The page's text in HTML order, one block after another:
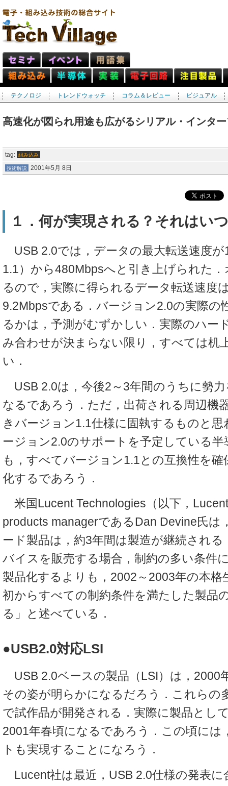
テクノロジ トレンドウォッチ コラム＆レビュー ビジュアル
高速化が図られ用途も広がるシリアル・インタ
tag: 組み込み
技術解説 2001年5月 8日
１．何が実現される？それはい
USB 2.0では，データの最大転送速度が
1.1）から480Mbpsへと引き上げられた
るので，実際に得られるデータ転送速度
9.2Mbpsである．バージョン2.0の実際の
るかは，予測がむずかしい．実際のハー
み合わせが決まらない限り，すべては机
い．
USB 2.0は，今後2～3年間のうちに勢
なるであろう．ただ，出荷される周辺機
きバージョン1.1仕様に固執するものと
ージョン2.0のサポートを予定している半
も，すべてバージョン1.1との互換性を
化するであろう．
米国Lucent Technologies（以下，
products managerであるDan Devine氏は
ード製品は，約3年間は製造が継続され
バイスを販売する場合，制約の多い条件
製品化するよりも，2002～2003年の本格
初からすべての制約条件を満たした製品
る」と述べている．
●USB2.0対応LSI
USB 2.0ベースの製品（LSI）は，2000
その姿が明らかになるだろう．これらの
で試作品が開発される．実際に製品とし
2001年春頃になるであろう．この頃には
トも実現することになろう．
Lucent社は最近，USB 2.0仕様の発表に